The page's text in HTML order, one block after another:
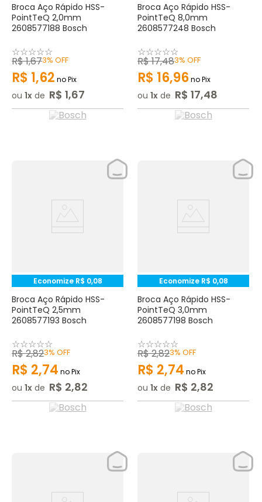
Broca Aço Rápido HSS-
PointTeQ 2,0mm
2608577188 Bosch
☆☆☆☆☆
R$1,673% OFF
R$ 1,62 no Pix
ou 1 de R$ 1,67
Broca Aço Rápido HSS-
PointTeQ 8,0mm
2608577248 Bosch
☆☆☆☆☆
R$17,483% OFF
R$ 16,96no Pix
ou 1 de R$ 17,48
Economize R$ 0,08
Broca Aço Rápido HSS-
PointTeQ 2,5mm
2608577193 Bosch
☆☆☆☆☆
R$2,823% OFF
R$ 2,74 no Pix
ou 1 de R$ 2,82
Economize R$ 0,08
Broca Aço Rápido HSS-
PointTeQ 3,0mm
2608577198 Bosch
☆☆☆☆☆
R$2,823% OFF
R$ 2,74 no Pix
ou 1 de R$ 2,82